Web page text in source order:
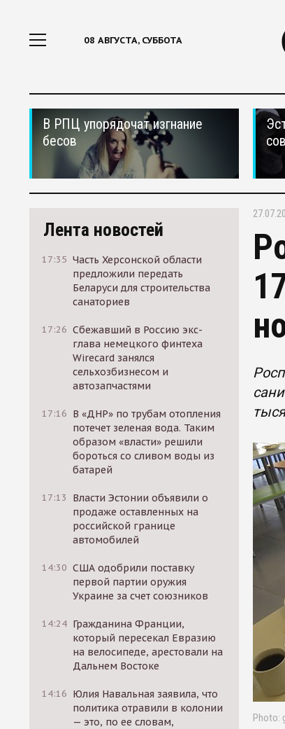
08 АВГУСТА, СУББОТА
В РПЦ упорядочат изгнание
бесов
Лента новостей
17:35 Часть Херсонской области
предложили передать
Беларуси для строительства
санаториев
17:26 Сбежавший в Россию экс-
глава немецкого финтеха
Wirecard занялся
сельхозбизнесом и
автозапчастями
17:16 В «ДНР» по трубам отопления
потечет зеленая вода. Таким
образом «власти» решили
бороться со сливом воды из
батарей
17:13
Власти Эстонии объявили о
продаже оставленных на
российской границе
автомобилей
14:30 США одобрили поставку
первой партии оружия
Украине за счет союзников
14:24 Гражданина Франции,
который пересекал Евразию
на велосипеде, арестовали на
Дальнем Востоке
14:16 Юлия Навальная заявила, что
политика отравили в колонии
— это, по ее словам,
Photo: